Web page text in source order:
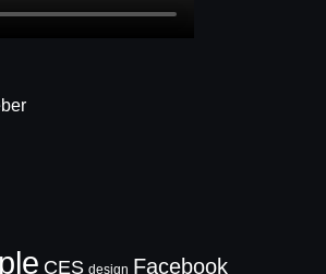
CES design Facebook